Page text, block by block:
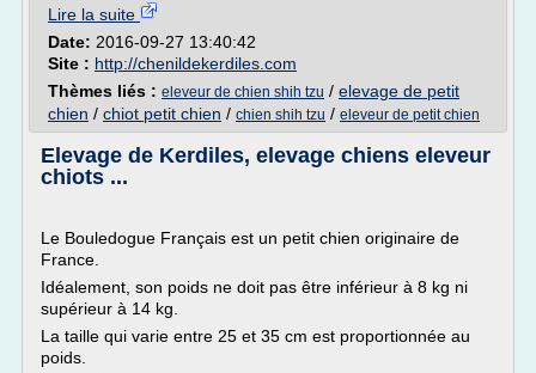
Lire la suite
Date: 2016-09-27 13:40:42
Site : http://chenildekerdiles.com
Thèmes liés : eleveur de chien shih tzu / elevage de petit
chien / chiot petit chien / chien shih tzu / eleveur de petit chien
Elevage de Kerdiles, elevage chiens eleveur
chiots ...
Le Bouledogue Français est un petit chien originaire de
France.
Idéalement, son poids ne doit pas être inférieur à 8 kg ni
supérieur à 14 kg.
La taille qui varie entre 25 et 35 cm est proportionnée au
poids.